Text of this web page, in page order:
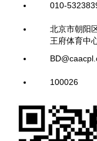
010-
北京市朝阳
王府体育中
100026